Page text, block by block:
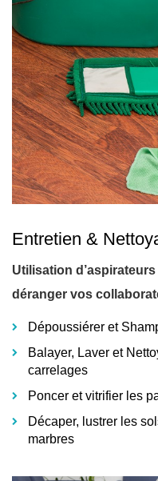
Entretien &
Utilisation
déranger vos
Dépoussiérer et
Balayer, Laver et
carrelages
Poncer et vitrifier les
Décaper, lustrer les
marbres